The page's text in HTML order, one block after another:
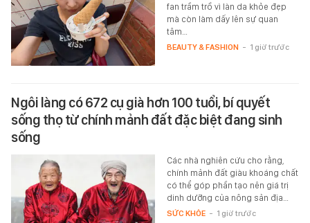
fan trầm trồ vì làn da khỏe đẹp
mà còn làm dấy lên sự quan
tâm…
BEAUTY & FASHION - 1 giờ trước
Ngôi làng có 672 cụ già hơn 100 tuổi, bí quyết
sống thọ từ chính mảnh đất đặc biệt đang sinh
sống
Các nhà nghiên cứu cho rằng,
chính mảnh đất giàu khoáng chất
có thể góp phần tạo nên giá trị
dinh dưỡng của nông sản địa…
SỨC KHỎE - 1 giờ trước